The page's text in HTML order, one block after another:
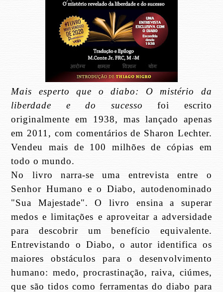
Mais esperto que o diabo: O mistério da
liberdade e do sucesso foi escrito
originalmente em 1938, mas lançado apenas
em 2011, com comentários de Sharon Lechter.
Vendeu mais de 100 milhões de cópias em
todo o mundo.
No livro narra-se uma entrevista entre o
Senhor Humano e o Diabo, autodenominado
"Sua Majestade". O livro ensina a superar
medos e limitações e aproveitar a adversidade
para descobrir um benefício equivalente.
Entrevistando o Diabo, o autor identifica os
maiores obstáculos para o desenvolvimento
humano: medo, procrastinação, raiva, ciúmes,
que são tidos como ferramentas do diabo para